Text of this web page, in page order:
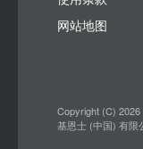
网站地图
Copyright (C) 2026
基恩士 (中国) 有限